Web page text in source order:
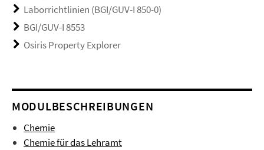
Laborrichtlinien (BGI/GUV-I 850-0)
BGI/GUV-I 8553
Osiris Property Explorer
MODULBESCHREIBUNGEN
Chemie
Chemie für das Lehramt